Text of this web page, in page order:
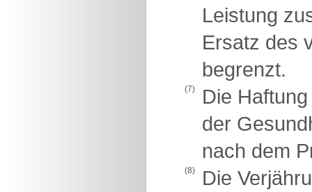
Leistung
Ersatz des
begrenzt.
(7)
Die
der
nach dem
(8)
Die